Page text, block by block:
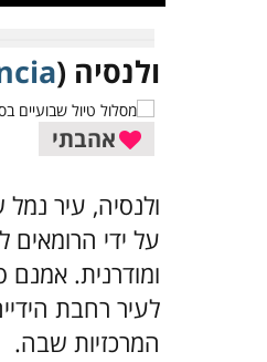
ולנסיה (
אהבתי
ולנסיה, עיר
לעיר רחבת
המרכזיות שבה.